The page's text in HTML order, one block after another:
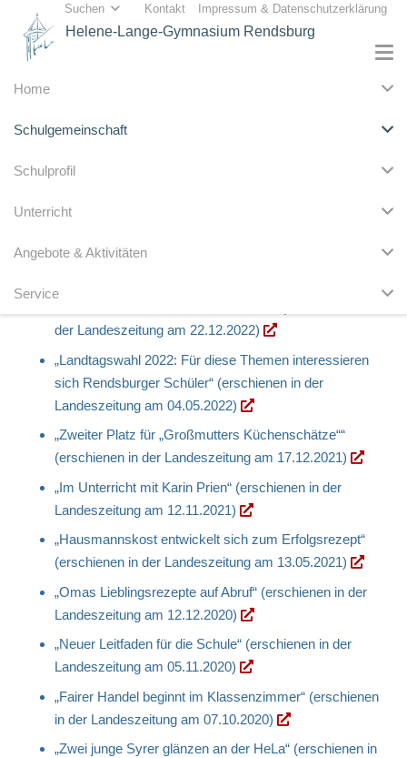
Suchen Kontakt Impressum & Datenschutzerklärung
Helene-Lange-Gymnasium Rendsburg
Home
Schulgemeinschaft
Schulprofil
Unterricht
Angebote & Aktivitäten
Service
Rendsburg“ (erschienen in der Landeszeitung am
12.07.2023)
Jugendlichen im Internet“ (erschienen in der
der Landeszeitung am 22.12.2022)
„Landtagswahl 2022: Für diese Themen interessieren
sich Rendsburger Schüler“ (erschienen in der
Landeszeitung am 04.05.2022)
„Zweiter Platz für „Großmutters Küchenschätze““
(erschienen in der Landeszeitung am 17.12.2021)
„Im Unterricht mit Karin Prien“ (erschienen in der
Landeszeitung am 12.11.2021)
„Hausmannskost entwickelt sich zum Erfolgsrezept“
(erschienen in der Landeszeitung am 13.05.2021)
„Omas Lieblingsrezepte auf Abruf“ (erschienen in der
Landeszeitung am 12.12.2020)
„Neuer Leitfaden für die Schule“ (erschienen in der
Landeszeitung am 05.11.2020)
„Fairer Handel beginnt im Klassenzimmer“ (erschienen
in der Landeszeitung am 07.10.2020)
„Zwei junge Syrer glänzen an der HeLa“ (erschienen in